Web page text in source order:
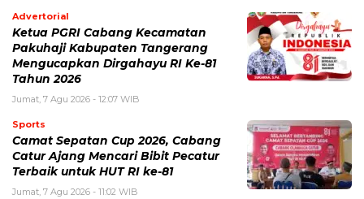
Advertorial
Ketua PGRI Cabang Kecamatan
Pakuhaji Kabupaten Tangerang
Mengucapkan Dirgahayu RI Ke-81
Tahun 2026
Jumat, 7 Agu 2026 - 12:07 WIB
Sports
Camat Sepatan Cup 2026, Cabang
Catur Ajang Mencari Bibit Pecatur
Terbaik untuk HUT RI ke-81
Jumat, 7 Agu 2026 - 11:02 WIB